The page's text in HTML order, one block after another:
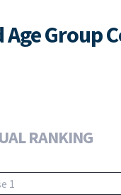
Group
RANKING
1